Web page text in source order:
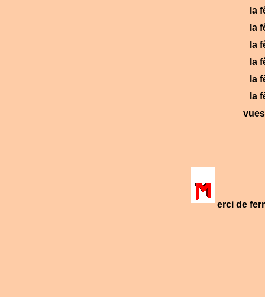
la
la
la
la
la
la
erci de